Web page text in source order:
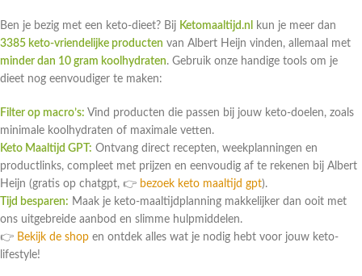
Ben je bezig met een keto-dieet? Bij Ketomaaltijd.nl
kun je meer dan
3385 keto-vriendelijke producten van Albert Heijn vinden, allemaal met
minder dan 10 gram koolhydraten. Gebruik onze handige tools om je
dieet nog eenvoudiger te maken:
Filter op macro’s: Vind producten die passen bij jouw keto-doelen, zoals
minimale koolhydraten of maximale vetten.
Keto Maaltijd GPT: Ontvang direct recepten, weekplanningen en
productlinks, compleet met prijzen en eenvoudig af te rekenen bij Albert
Heijn (gratis op chatgpt, 👉 bezoek keto maaltijd gpt).
Tijd besparen: Maak je keto-maaltijdplanning makkelijker dan ooit met
ons uitgebreide aanbod en slimme hulpmiddelen.
👉 Bekijk de shop en ontdek alles wat je nodig hebt voor jouw keto-
lifestyle!